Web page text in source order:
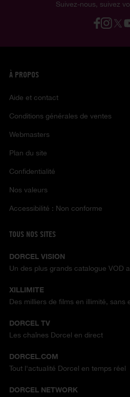
Suivez-nous, suivez
À PROPOS
Aide et contact
Conditions générales de ventes
Webmasters
Plan du site
Confidentialité
Nos valeurs
Accessibilité : Non conforme
TOUS NOS SITES
DORCEL VISION
Un des plus grands catalogue VOD
XILLIMITE
Des milliers de films en illimité, sans
DORCEL TV
Les chaînes Dorcel en direct
DORCEL.COM
Tout l'actualité Dorcel en temps réel
DORCEL NETWORK